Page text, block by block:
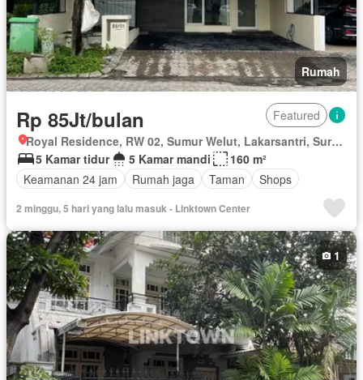
Rumah
Rp 85Jt/bulan
Featured
Royal Residence, RW 02, Sumur Welut, Lakarsantri, Surabaya, Jawa Timur
5 Kamar tidur
5 Kamar mandi
160 m²
Keamanan 24 jam
Rumah jaga Taman Shops
2 minggu, 5 hari yang lalu masuk - Linktown Center
1